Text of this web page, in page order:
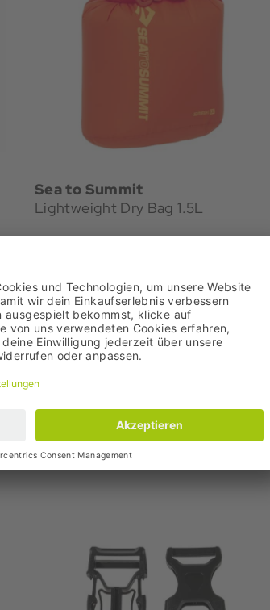
Sea to Summit
Lightweight Dry Bag 1.5L